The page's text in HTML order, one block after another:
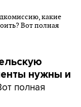
нужны и
полная